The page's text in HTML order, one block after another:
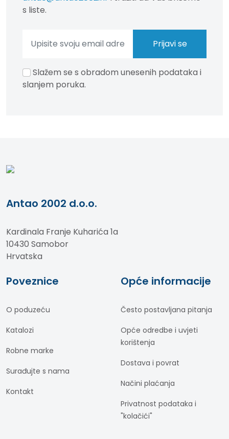
s liste.
Slažem se s obradom unesenih podataka i
slanjem poruka.
Antao 2002 d.o.o.
Kardinala Franje Kuharića 1a
10430 Samobor
Hrvatska
Poveznice
O poduzeću
Katalozi
Robne marke
Surađujte s nama
Kontakt
Opće informacije
Često postavljana pitanja
Opće odredbe i uvjeti
korištenja
Dostava i povrat
Načini plaćanja
Privatnost podataka i
"kolačići"